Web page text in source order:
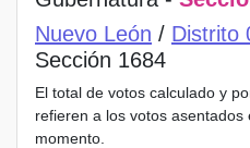
Nuevo León / Distrito
Sección 1684
El total de votos calculado y
refieren a los votos asentados
momento.